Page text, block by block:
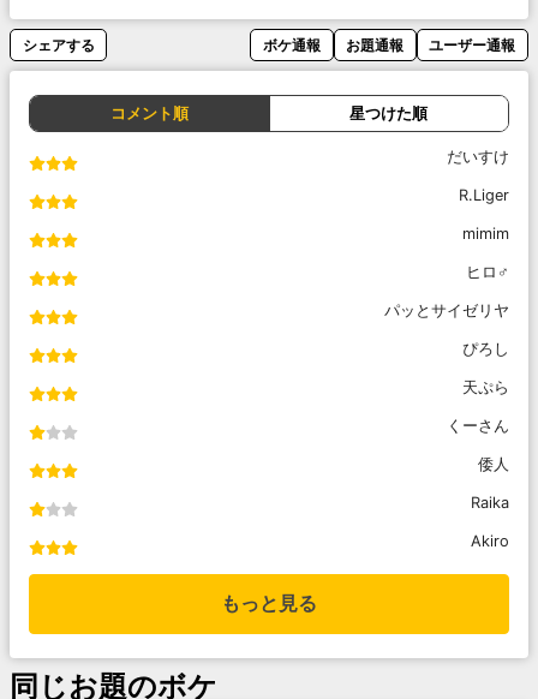
シェアする ボケ通報 お題通報 ユーザー通報
コメント順 星つけた順
だいすけ
R.Liger
mimim
ヒロ♂
パッとサイゼリヤ
ぴろし
天ぷら
くーさん
倭人
Raika
Akiro
もっと見る
同じお題のボケ